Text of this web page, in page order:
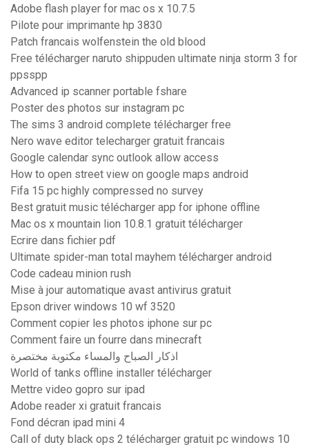
Adobe flash player for mac os x 10.7.5
Pilote pour imprimante hp 3830
Patch francais wolfenstein the old blood
Free télécharger naruto shippuden ultimate ninja storm 3 for
ppsspp
Advanced ip scanner portable fshare
Poster des photos sur instagram pc
The sims 3 android complete télécharger free
Nero wave editor telecharger gratuit francais
Google calendar sync outlook allow access
How to open street view on google maps android
Fifa 15 pc highly compressed no survey
Best gratuit music télécharger app for iphone offline
Mac os x mountain lion 10.8.1 gratuit télécharger
Ecrire dans fichier pdf
Ultimate spider-man total mayhem télécharger android
Code cadeau minion rush
Mise à jour automatique avast antivirus gratuit
Epson driver windows 10 wf 3520
Comment copier les photos iphone sur pc
Comment faire un fourre dans minecraft
اذكار الصباح والمساء مكتوبة مختصرة
World of tanks offline installer télécharger
Mettre video gopro sur ipad
Adobe reader xi gratuit francais
Fond décran ipad mini 4
Call of duty black ops 2 télécharger gratuit pc windows 10